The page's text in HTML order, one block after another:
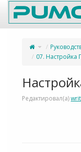
Home
Переключите
родительское
дерево
Настройка
двигателей.
07. Настройка
Редактировал(а)